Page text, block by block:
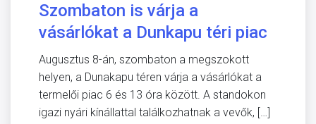
Szombaton is várja a
vásárlókat a Dunkapu téri piac
Augusztus 8-án, szombaton a megszokott
helyen, a Dunakapu téren várja a vásárlókat a
termelői piac 6 és 13 óra között. A standokon
igazi nyári kínállattal találkozhatnak a vevők, […]